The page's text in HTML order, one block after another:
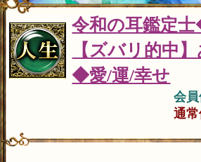
令和の耳鑑定
【ズバリ的中
◆愛/運/幸せ
会員
通常